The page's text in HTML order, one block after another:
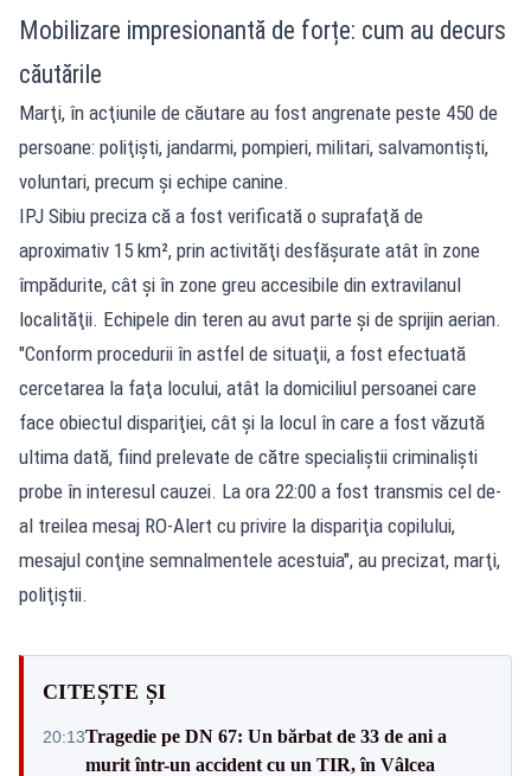
Mobilizare impresionantă de forțe: cum au decurs
căutările
Marţi, în acţiunile de căutare au fost angrenate peste 450 de
persoane: poliţişti, jandarmi, pompieri, militari, salvamontişti,
voluntari, precum şi echipe canine.
IPJ Sibiu preciza că a fost verificată o suprafaţă de
aproximativ 15 km², prin activităţi desfăşurate atât în zone
împădurite, cât şi în zone greu accesibile din extravilanul
localităţii. Echipele din teren au avut parte și de sprijin aerian.
"Conform procedurii în astfel de situaţii, a fost efectuată
cercetarea la faţa locului, atât la domiciliul persoanei care
face obiectul dispariţiei, cât şi la locul în care a fost văzută
ultima dată, fiind prelevate de către specialiştii criminalişti
probe în interesul cauzei. La ora 22:00 a fost transmis cel de-
al treilea mesaj RO-Alert cu privire la dispariţia copilului,
mesajul conţine semnalmentele acestuia", au precizat, marţi,
poliţiştii.
CITEȘTE ȘI
20:13Tragedie pe DN 67: Un bărbat de 33 de ani a
murit într-un accident cu un TIR, în Vâlcea